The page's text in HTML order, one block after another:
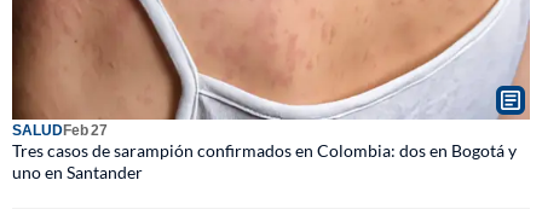
SALUDFeb 27
Tres casos de sarampión confirmados en Colombia: dos en Bogotá y
uno en Santander